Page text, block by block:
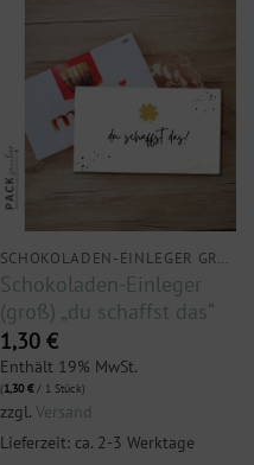
SCHOKOLADEN-EINLEGER GROSS
Schokoladen-Einleger
(groß) „du schaffst das“
1,30 €
Enthält 19% MwSt.
(1,30€/ 1 Stück)
zzgl. Versand
Lieferzeit: ca. 2-3 Werktage